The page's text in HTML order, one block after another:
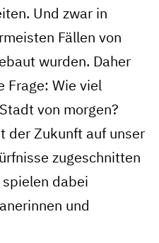
Und zwar in
Fällen von
wurden. Daher
Frage: Wie viel
von morgen?
der Zukunft auf unser
zugeschnitten
dabei
und